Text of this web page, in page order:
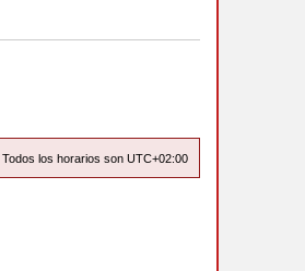
Todos los horarios son UTC+02:00